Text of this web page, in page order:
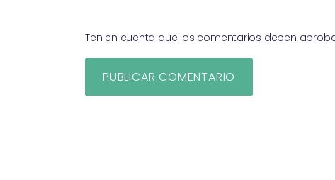
Ten en cuenta que los comentarios deben